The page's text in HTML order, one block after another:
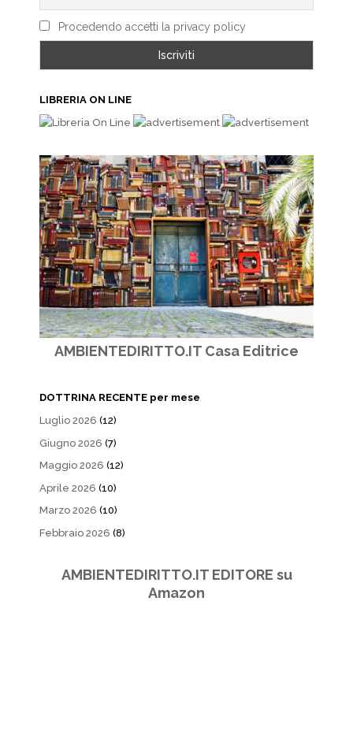
Procedendo accetti la privacy policy
LIBRERIA ON LINE
AMBIENTEDIRITTO.IT Casa Editrice
DOTTRINA RECENTE per mese
Luglio 2026 (12)
Giugno 2026 (7)
Maggio 2026 (12)
Aprile 2026 (10)
Marzo 2026 (10)
Febbraio 2026 (8)
AMBIENTEDIRITTO.IT EDITORE su
Amazon